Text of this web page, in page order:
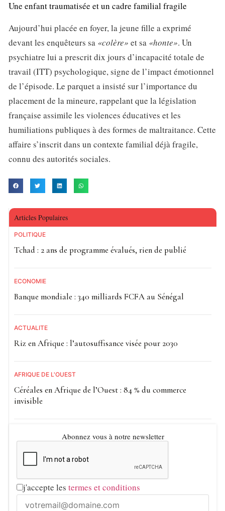
Une enfant traumatisée et un cadre familial fragile
Aujourd’hui placée en foyer, la jeune fille a exprimé
devant les enquêteurs sa «colère» et sa «honte». Un
psychiatre lui a prescrit dix jours d’incapacité totale de
travail (ITT) psychologique, signe de l’impact émotionnel
de l’épisode. Le parquet a insisté sur l’importance du
placement de la mineure, rappelant que la législation
française assimile les violences éducatives et les
humiliations publiques à des formes de maltraitance. Cette
affaire s’inscrit dans un contexte familial déjà fragile,
connu des autorités sociales.
Articles Populaires
POLITIQUE
Tchad : 2 ans de programme évalués, rien de publié
ECONOMIE
Banque mondiale : 340 milliards FCFA au Sénégal
ACTUALITE
Riz en Afrique : l’autosuffisance visée pour 2030
AFRIQUE DE L'OUEST
Céréales en Afrique de l’Ouest : 84 % du commerce
invisible
Abonnez vous à notre newsletter
j'accepte les termes et conditions